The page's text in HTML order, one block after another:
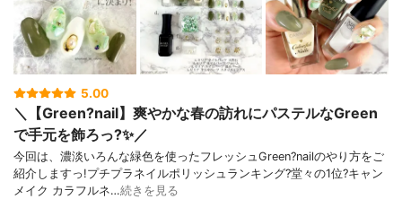
5.00
＼【Green?nail】爽やかな春の訪れにパステルなGreen
で手元を飾ろっ?✨／
今回は、濃淡いろんな緑色を使ったフレッシュGreen?nailのやり方をご
紹介しますっ!プチプラネイルポリッシュランキング?堂々の1位?キャン
メイク カラフルネ…続きを見る